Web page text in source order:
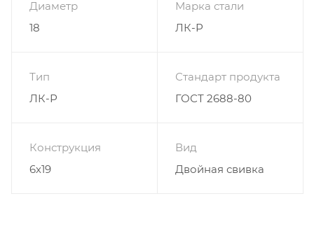
Диаметр
18
Марка стали
ЛК-Р
Тип
ЛК-Р
Стандарт продукта
ГОСТ 2688-80
Конструкция
6х19
Вид
Двойная свивка